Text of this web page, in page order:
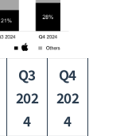
Q3
202
4
Q4
202
4